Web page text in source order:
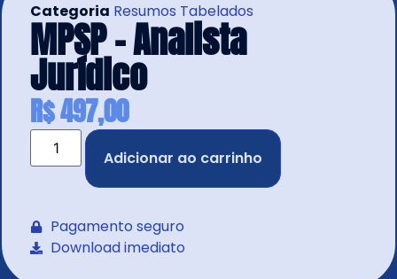
Categoria Resumos Tabelados
MPSP – Analista
Jurídico
R$497,00
Adicionar ao carrinho
Pagamento seguro
Download imediato